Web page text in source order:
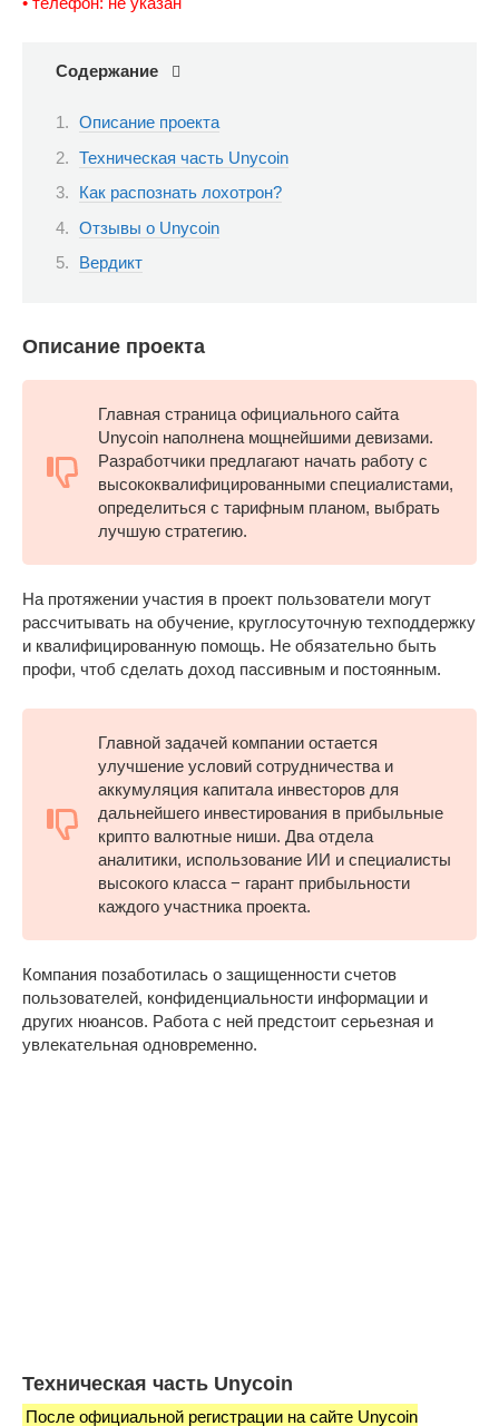
Содержание
Описание проекта
Техническая часть Unycoin
Как распознать лохотрон?
Отзывы о Unycoin
Вердикт
Описание проекта
Главная страница официального сайта
Unycoin наполнена мощнейшими девизами.
Разработчики предлагают начать работу с
высококвалифицированными специалистами,
определиться с тарифным планом, выбрать
лучшую стратегию.
На протяжении участия в проект пользователи могут
рассчитывать на обучение, круглосуточную техподдержку
и квалифицированную помощь. Не обязательно быть
профи, чтоб сделать доход пассивным и постоянным.
Главной задачей компании остается
улучшение условий сотрудничества и
аккумуляция капитала инвесторов для
дальнейшего инвестирования в прибыльные
крипто валютные ниши. Два отдела
аналитики, использование ИИ и специалисты
высокого класса − гарант прибыльности
каждого участника проекта.
Компания позаботилась о защищенности счетов
пользователей, конфиденциальности информации и
других нюансов. Работа с ней предстоит серьезная и
увлекательная одновременно.
Техническая часть Unycoin
После официальной регистрации на сайте Unycoin